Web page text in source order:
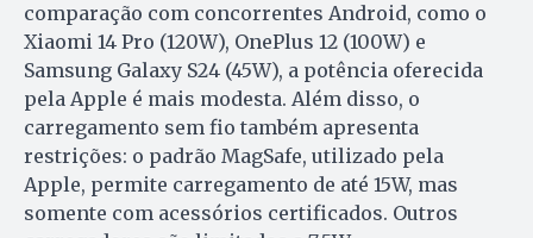
comparação com concorrentes Android, como o
Xiaomi 14 Pro (120W), OnePlus 12 (100W) e
Samsung Galaxy S24 (45W), a potência oferecida
pela Apple é mais modesta. Além disso, o
carregamento sem fio também apresenta
restrições: o padrão MagSafe, utilizado pela
Apple, permite carregamento de até 15W, mas
somente com acessórios certificados. Outros